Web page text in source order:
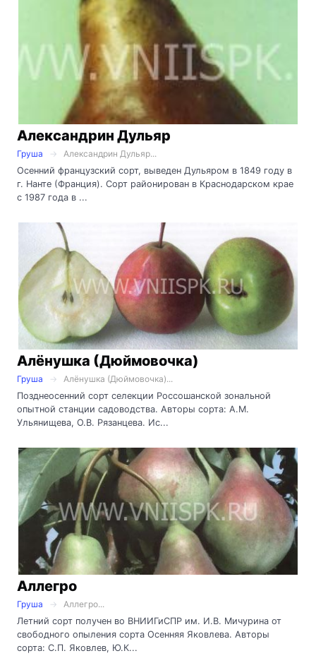
Александрин Дульяр
Груша
Александрин Дульяр...
Осенний французский сорт, выведен Дульяром в 1849 году в
г. Нанте (Франция). Сорт районирован в Краснодарском крае
с 1987 года в ...
Алёнушка (Дюймовочка)
Груша
Алёнушка (Дюймовочка)...
Позднеосенний сорт селекции Россошанской зональной
опытной станции садоводства. Авторы сорта: А.М.
Ульянищева, О.В. Рязанцева. Ис...
Аллегро
Груша
Аллегро...
Летний сорт получен во ВНИИГиСПР им. И.В. Мичурина от
свободного опыления сорта Осенняя Яковлева. Авторы
сорта: С.П. Яковлев, Ю.К...